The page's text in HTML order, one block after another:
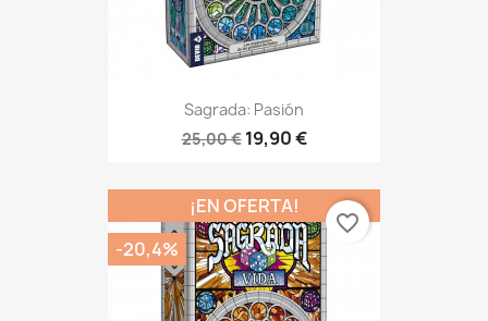
Sagrada: Pasión
25,00 € 19,90 €
¡EN OFERTA!
-20,4%
favorite_border